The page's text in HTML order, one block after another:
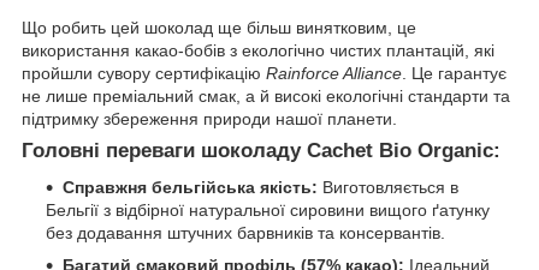
Що робить цей шоколад ще більш винятковим, це
використання какао-бобів з екологічно чистих плантацій, які
пройшли сувору сертифікацію Rainforce Alliance . Це гарантує
не лише преміальний смак, а й високі екологічні стандарти та
підтримку збереження природи нашої планети.
Головні переваги шоколаду Cachet Bio Organic:
Справжня бельгійська якість: Виготовляється в
Бельгії з відбірної натуральної сировини вищого ґатунку
без додавання штучних барвників та консервантів.
Багатий смаковий профіль (57% какао): Ідеальний